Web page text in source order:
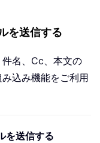
を送信する
名、Cc、本文の
込み機能をご利用
を送信する